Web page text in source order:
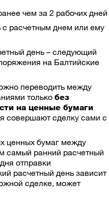
чем за 2 рабочих дней
расчетным днем или ему
день – следующий
на Балтийские
переводить между
только без
на ценные бумаги
совершают сделку сами с
ценных бумаг между
самый ранний расчетный
отправки
расчетный день зависит
сделке, может